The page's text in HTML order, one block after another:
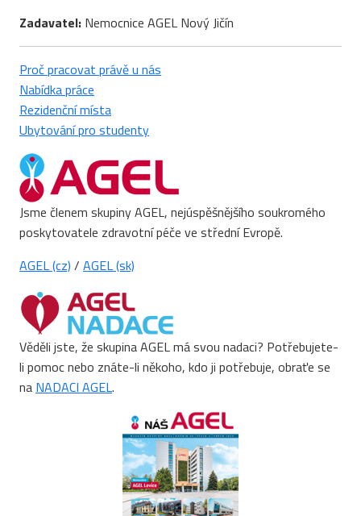
Zadavatel: Nemocnice AGEL Nový Jičín
Proč pracovat právě u nás
Nabídka práce
Rezidenční místa
Ubytování pro studenty
Jsme členem skupiny AGEL, nejúspěšnějšího soukromého
poskytovatele zdravotní péče ve střední Evropě.
AGEL (cz) / AGEL (sk)
Věděli jste, že skupina AGEL má svou nadaci? Potřebujete-
li pomoc nebo znáte-li někoho, kdo ji potřebuje, obraťe se
na NADACI AGEL.